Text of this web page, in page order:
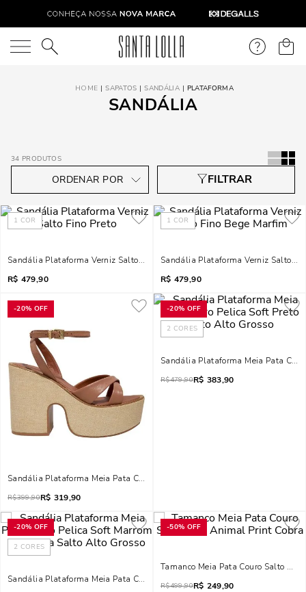
O que você está procurando?
SAPATOS SANDÁLIA PLATAFORMA
SANDÁLIA
34 PRODUTOS
1 COR
Sandália Plataforma Verniz Salto Fino Preto
R$ 479,90
1 COR
Sandália Plataforma Verniz Salto
R$ 479,90
-20% OFF
Sandália Plataforma Meia Pata Couro Nobre Soft Marrom Safari
R$399,90R$ 319,90
-20% OFF
2 CORES
Sandália Plataforma Meia Pata
R$479,90R$ 383,90
-20% OFF
2 CORES
Sandália Plataforma Meia Pata Couro Pelica Soft Marrom Terracota Salto
-50% OFF
Tamanco Meia Pata Couro Salto
R$499,90R$ 249,90